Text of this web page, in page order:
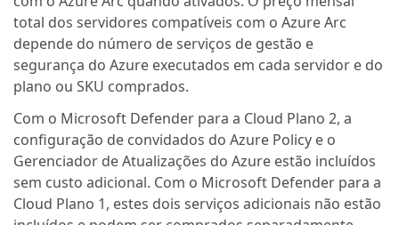
total dos servidores compatíveis com o Azure Arc
depende do número de serviços de gestão e
segurança do Azure executados em cada servidor e do
plano ou SKU comprados.
Com o Microsoft Defender para a Cloud Plano 2, a
configuração de convidados do Azure Policy e o
Gerenciador de Atualizações do Azure estão incluídos
sem custo adicional. Com o Microsoft Defender para a
Cloud Plano 1, estes dois serviços adicionais não estão